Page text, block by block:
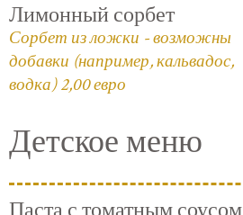
Лимонный сорбет
Сорбет из ложки - возможны
добавки (например, кальвадос,
водка) 2,00 евро
Детское меню